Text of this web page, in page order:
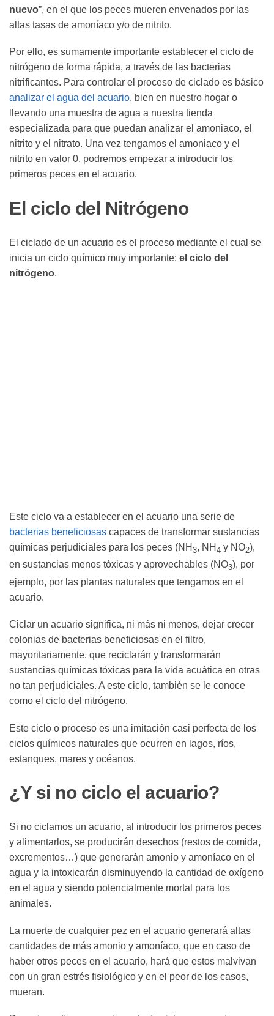
nuevo”, en el que los peces mueren envenados por las
altas tasas de amoníaco y/o de nitrito.
Por ello, es sumamente importante establecer el ciclo de
nitrógeno de forma rápida, a través de las bacterias
nitrificantes. Para controlar el proceso de ciclado es básico
analizar el agua del acuario, bien en nuestro hogar o
llevando una muestra de agua a nuestra tienda
especializada para que puedan analizar el amoniaco, el
nitrito y el nitrato. Una vez tengamos el amoniaco y el
nitrito en valor 0, podremos empezar a introducir los
primeros peces en el acuario.
El ciclo del Nitrógeno
El ciclado de un acuario es el proceso mediante el cual se
inicia un ciclo químico muy importante: el ciclo del
nitrógeno.
Este ciclo va a establecer en el acuario una serie de
bacterias beneficiosas capaces de transformar sustancias
químicas perjudiciales para los peces (NH 3, NH 4 y NO2),
en sustancias menos tóxicas y aprovechables (NO3), por
ejemplo, por las plantas naturales que tengamos en el
acuario.
Ciclar un acuario significa, ni más ni menos, dejar crecer
colonias de bacterias beneficiosas en el filtro,
mayoritariamente, que reciclarán y transformarán
sustancias químicas tóxicas para la vida acuática en otras
no tan perjudiciales. A este ciclo, también se le conoce
como el ciclo del nitrógeno.
Este ciclo o proceso es una imitación casi perfecta de los
ciclos químicos naturales que ocurren en lagos, ríos,
estanques, mares y océanos.
¿Y si no ciclo el acuario?
Si no ciclamos un acuario, al introducir los primeros peces
y alimentarlos, se producirán desechos (restos de comida,
excrementos…) que generarán amonio y amoníaco en el
agua y la intoxicarán disminuyendo la cantidad de oxígeno
en el agua y siendo potencialmente mortal para los
animales.
La muerte de cualquier pez en el acuario generará altas
cantidades de más amonio y amoníaco, que en caso de
haber otros peces en el acuario, hará que estos malvivan
con un gran estrés fisiológico y en el peor de los casos,
mueran.